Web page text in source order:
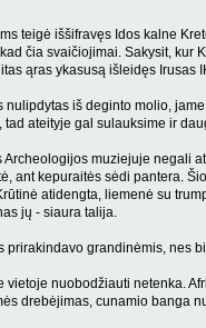
teigė iššifravęs Idos kalne
čia svaičiojimai. Sakysit,
ąras ykasusą išleidęs Irusas
iš deginto molio,
ateityje gal sulauksime ir
muziejuje negali
kepuraitės sėdi pantera.
atidengta, liemenė su
jų - siaura talija.
grandinėmis, nes
nuobodžiauti netenka.
drebėjimas, cunamio banga